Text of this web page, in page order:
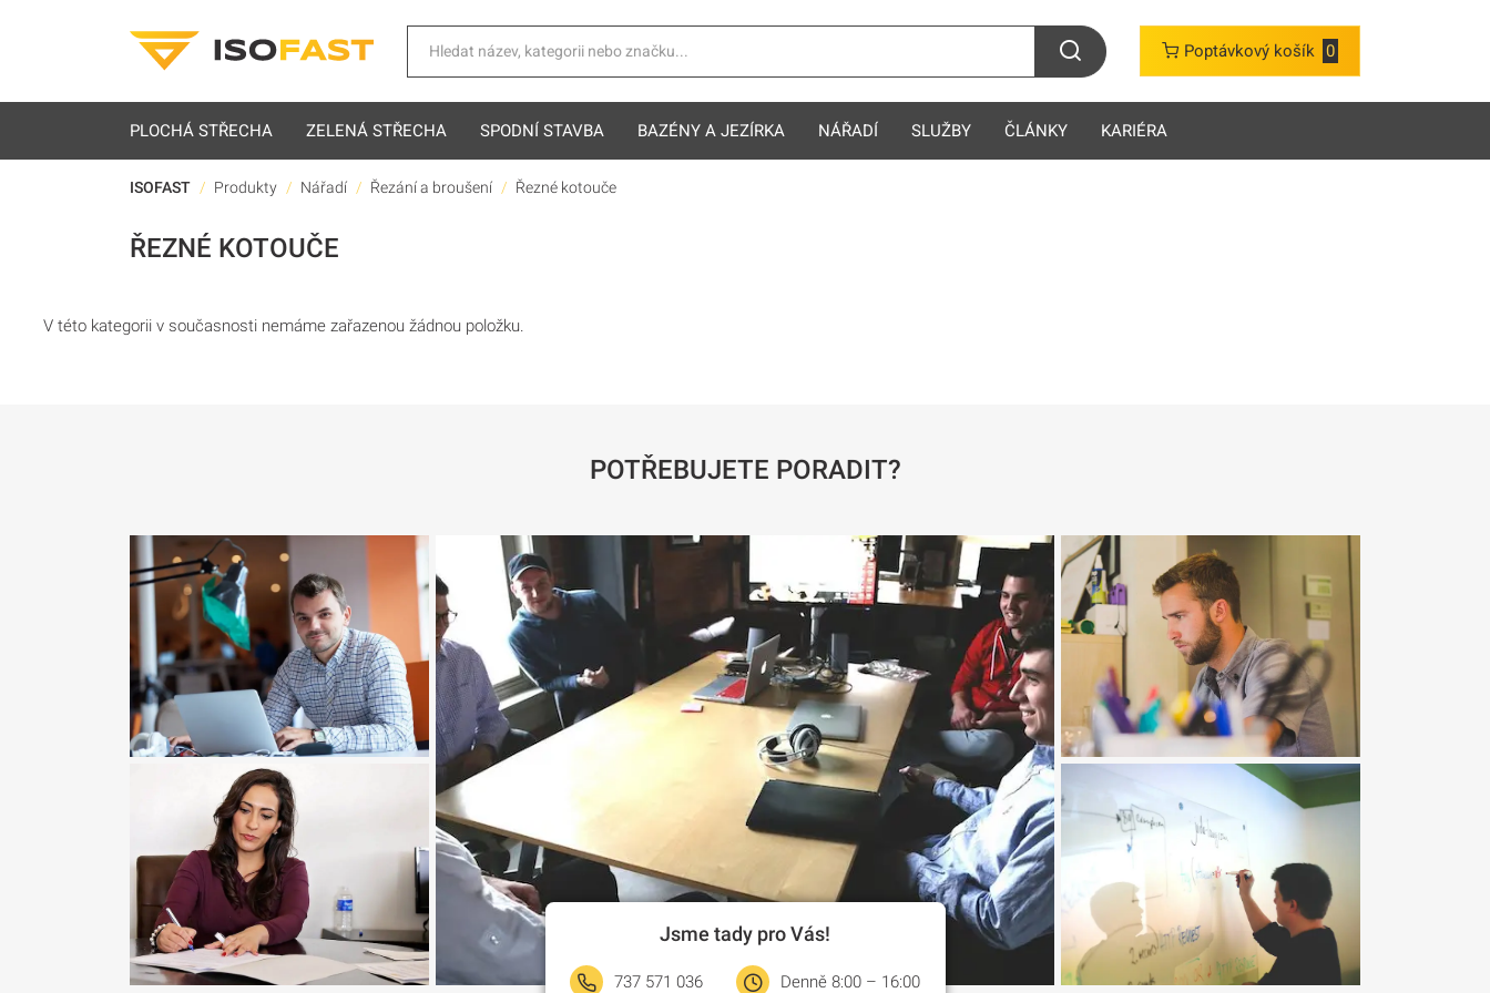
Poptávkový košík 0
PLOCHÁ STŘECHA ZELENÁ STŘECHA SPODNÍ STAVBA BAZÉNY A JEZÍRKA NÁŘADÍ SLUŽBY ČLÁNKY KARIÉRA
ISOFAST Produkty Nářadí Řezání a broušení Řezné kotouče
ŘEZNÉ KOTOUČE
V této kategorii v současnosti nemáme zařazenou žádnou položku.
POTŘEBUJETE PORADIT?
Jsme tady pro Vás!
737 571 036 Denně 8:00 – 16:00